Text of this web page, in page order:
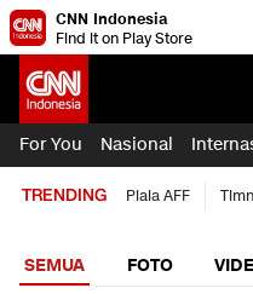
CNN Indonesia
Find it on Play Store
For You Nasional
TRENDING Piala AFF
SEMUA FOTO